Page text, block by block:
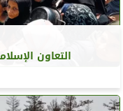
التعاون